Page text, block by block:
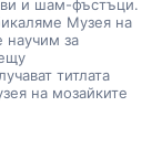
и шам-фъстъци.
Музея на
научим за
титлата
на мозайките